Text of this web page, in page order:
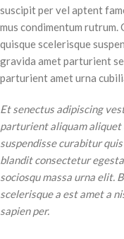
suscipit per vel aptent
mus condimentum
quisque scelerisque
gravida amet parturient
parturient amet urna
Et senectus adipiscing
parturient aliquam
suspendisse curabitur
blandit consectetur
sociosqu massa urna elit.
scelerisque a est amet a
sapien per.